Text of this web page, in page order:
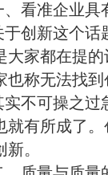
、看准企业具
于创新这个话
大家都在提
也称无法找
实不可操之过
就有所成了
。